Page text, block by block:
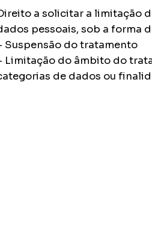
a solicitar a limitação
pessoais, sob a forma
Suspensão do tratamento
Limitação do âmbito do
de dados ou